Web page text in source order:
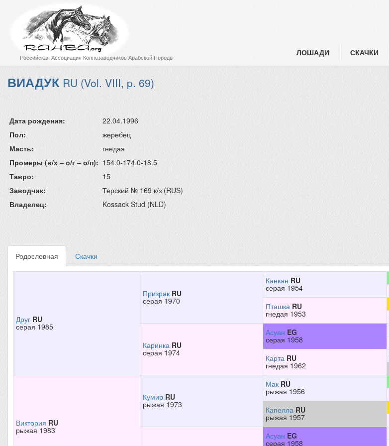
Российская Ассоциация Коннозаводчиков Арабской Породы
ЛОШАДИ СКАЧКИ
ВИАДУК RU (Vol. VIII, p. 69)
Дата рождения:
22.04.1996
Пол:
жеребец
Масть:
гнедая
Промеры (в/х – о/г – о/п): 154.0-174.0-18.5
Тавро:
15
Заводчик:
Терский № 169 к/з (RUS)
Владелец:
Kossack Stud (NLD)
Родословная Скачки
Друг RU
серая 1985
Призрак RU
серая 1970
Канкан RU
серая 1954
Пташка RU
гнедая 1953
Каринка RU
серая 1974
Асуан EG
серая 1958
Карта RU
гнедая 1962
Виктория RU
рыжая 1983
Кумир RU
рыжая 1973
Мак RU
рыжая 1956
Капелла RU
рыжая 1957
Асуан EG
серая 1958